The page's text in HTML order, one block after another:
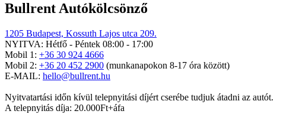
Bullrent Autókölcsönző
1205 Budapest, Kossuth Lajos utca 209.
NYITVA: Hétfő - Péntek 08:00 - 17:00
Mobil 1: +36 30 924 4666
Mobil 2: +36 20 452 2900 (munkanapokon 8-17 óra között)
E-MAIL: hello@bullrent.hu
Nyitvatartási időn kívül telepnyitási díjért cserébe tudjuk átadni az autót.
A telepnyitás díja: 20.000Ft+áfa